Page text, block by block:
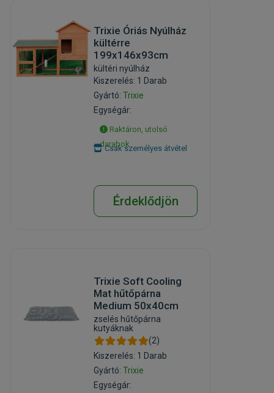
Trixie Óriás Nyúlház
kültérre
199x146x93cm
kültéri nyúlház
Kiszerelés: 1 Darab
Gyártó:Trixie
Egységár:
Raktáron, utolsó
darabok
Csak személyes átvétel
Érdeklődjön
Trixie Soft Cooling
Mat hűtőpárna
Medium 50x40cm
zselés hűtőpárna
kutyáknak
(2)
Kiszerelés: 1 Darab
Gyártó:Trixie
Egységár: